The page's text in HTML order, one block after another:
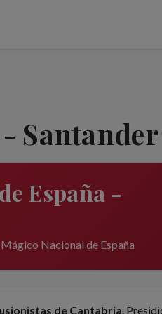
España -
Nacional de España
de Cantabria.